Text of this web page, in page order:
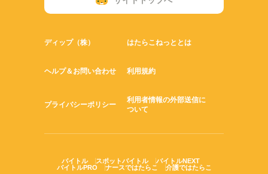
ディップ（株） はたらこねっととは
ヘルプ＆お問い合わせ 利用規約
プライバシーポリシー
利用者情報の外部送信に
ついて
バイトル スポットバイトル
バイトルNEXT
バイトルPRO
ナースではたらこ 介護ではたらこ